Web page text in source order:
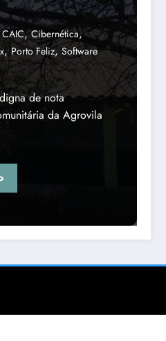
,Cibernética,
, Porto Feliz, Software
de nota
da Agrovila